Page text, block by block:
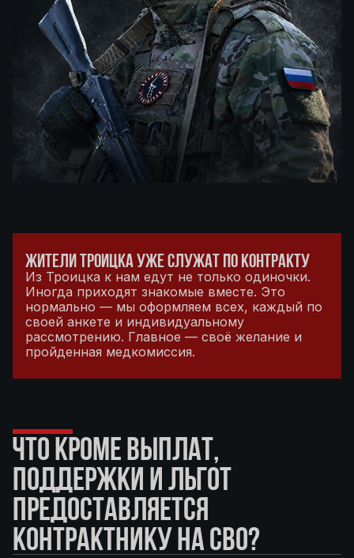
ЖИТЕЛИ ТРОИЦКА УЖЕ СЛУЖАТ ПО КОНТРАКТУ
Из Троицка к нам едут не только одиночки.
Иногда приходят знакомые вместе. Это
нормально — мы оформляем всех, каждый по
своей анкете и индивидуальному
рассмотрению. Главное — своё желание и
пройденная медкомиссия.
ЧТО КРОМЕ ВЫПЛАТ,
ПОДДЕРЖКИ И ЛЬГОТ
ПРЕДОСТАВЛЯЕТСЯ
КОНТРАКТНИКУ НА СВО?